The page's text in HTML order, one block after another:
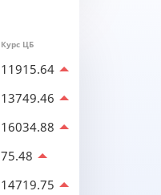
Курс ЦБ
11915.64
13749.46
16034.88
75.48
14719.75